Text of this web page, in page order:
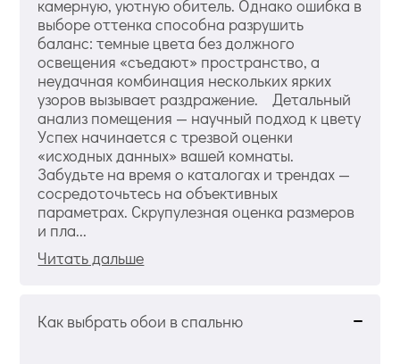
камерную, уютную обитель. Однако ошибка в
выборе оттенка способна разрушить
баланс: темные цвета без должного
освещения «съедают» пространство, а
неудачная комбинация нескольких ярких
узоров вызывает раздражение. Детальный
анализ помещения — научный подход к цвету
Успех начинается с трезвой оценки
«исходных данных» вашей комнаты.
Забудьте на время о каталогах и трендах —
сосредоточьтесь на объективных
параметрах. Скрупулезная оценка размеров
и пла...
Читать дальше
Как выбрать обои в спальню